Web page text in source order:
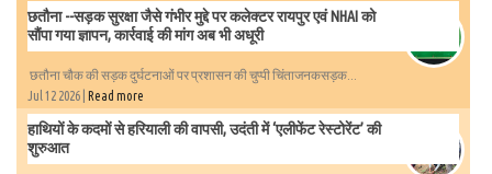
छतौना --सड़क सुरक्षा जैसे गंभीर मुद्दे पर कलेक्टर रायपुर एवं NHAI को
सौंपा गया ज्ञापन, कार्रवाई की मांग अब भी अधूरी
छतौना चौक की सड़क दुर्घटनाओं पर प्रशासन की चुप्पी चिंताजनकसड़क...
Jul 12 2026 | Read more
हाथियों के कदमों से हरियाली की वापसी, उदंती में ‘एलीफेंट रेस्टोरेंट’ की
शुरुआत